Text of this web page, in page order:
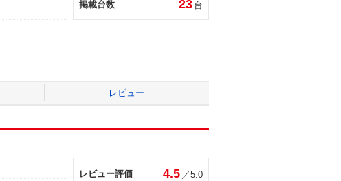
掲載台数 23 台
レビュー
レビュー評価 4.5 ／5.0